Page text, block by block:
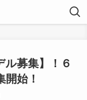
ル募集】！６
始！